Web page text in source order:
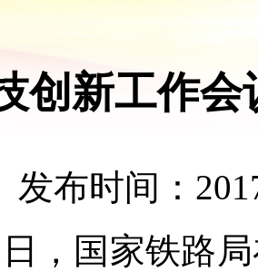
创新工作会
发布时间：
国家铁路局